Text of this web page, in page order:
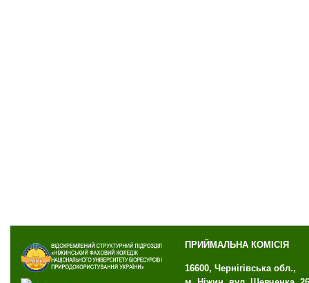
ПРИЙМАЛЬНА КОМІСІЯ
16600, Чернігівська обл.,